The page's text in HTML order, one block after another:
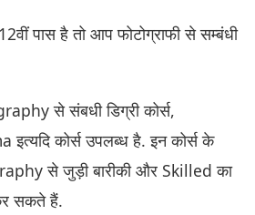
पास है तो आप फोटोग्राफी से सम्बंधी
से संबधी डिग्री कोर्स,
कोर्स उपलब्ध है. इन कोर्स के
से जुड़ी बारीकी और Skilled का
सकते हैं.